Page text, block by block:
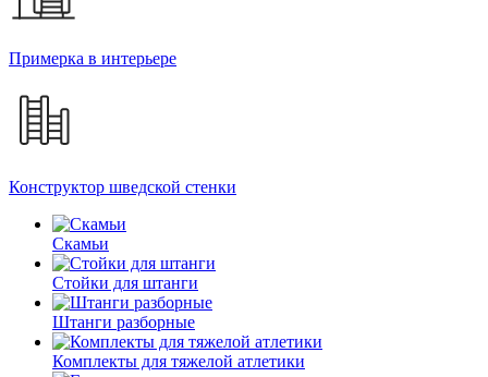
Примерка в интерьере
Конструктор шведской стенки
Скамьи
Стойки для штанги
Штанги разборные
Комплекты для тяжелой атлетики